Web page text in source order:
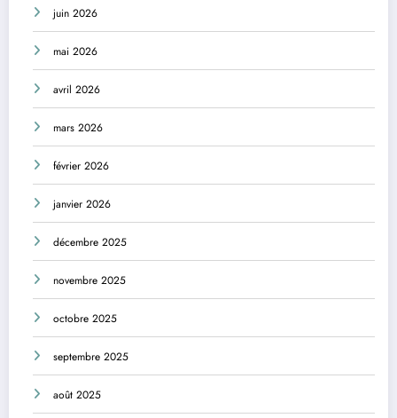
juin 2026
mai 2026
avril 2026
mars 2026
février 2026
janvier 2026
décembre 2025
novembre 2025
octobre 2025
septembre 2025
août 2025